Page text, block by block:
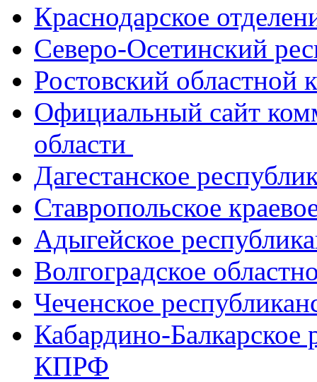
Краснодарское
Северо-Осетинский
Ростовский
Официальный сайт
области
Дагестанское
Ставропольское
Адыгейское
Волгоградское
Чеченское
Кабардино-Балкарское
КПРФ